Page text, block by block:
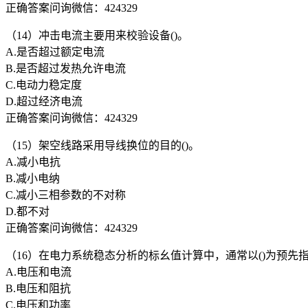
正确答案问询微信：424329
（14）冲击电流主要用来校验设备()。
A.是否超过额定电流
B.是否超过发热允许电流
C.电动力稳定度
D.超过经济电流
正确答案问询微信：424329
（15）架空线路采用导线换位的目的()。
A.减小电抗
B.减小电纳
C.减小三相参数的不对称
D.都不对
正确答案问询微信：424329
（16）在电力系统稳态分析的标幺值计算中，通常以()为预先
A.电压和电流
B.电压和阻抗
C.电压和功率